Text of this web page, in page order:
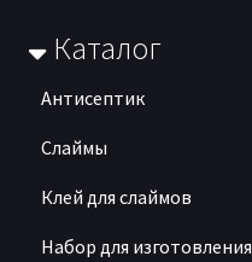
Каталог
Антисептик
Слаймы
Клей для слаймов
Набор для изготовления